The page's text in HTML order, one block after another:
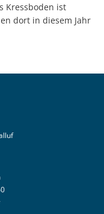
Kressboden ist
dort in diesem Jahr